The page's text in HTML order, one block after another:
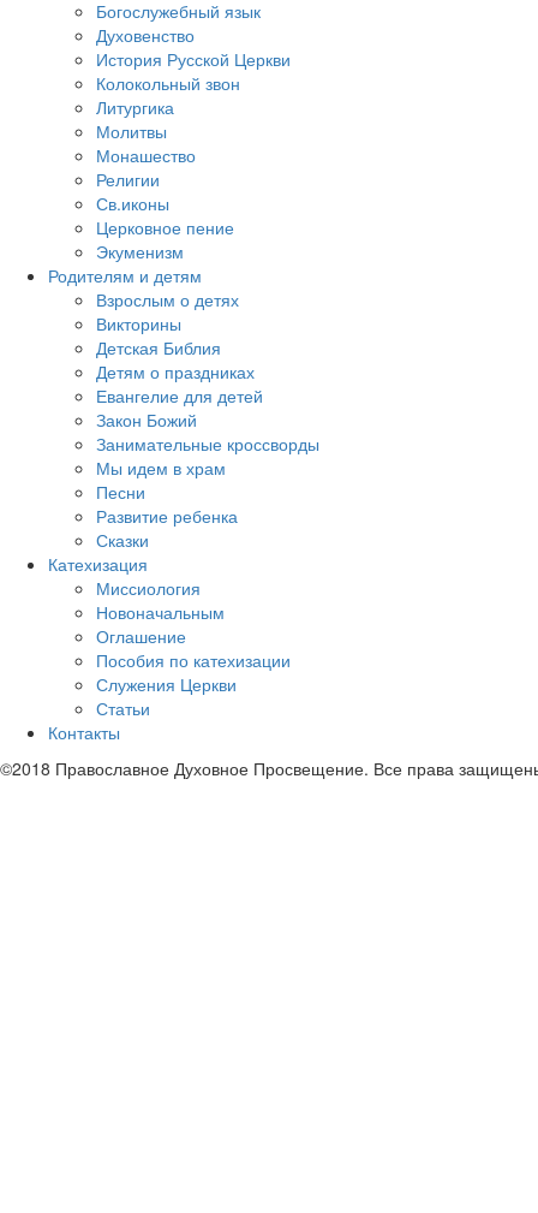
Богослужебный язык
Духовенство
История Русской Церкви
Колокольный звон
Литургика
Молитвы
Монашество
Религии
Св.иконы
Церковное пение
Экуменизм
Родителям и детям
Взрослым о детях
Викторины
Детская Библия
Детям о праздниках
Евангелие для детей
Закон Божий
Занимательные кроссворды
Мы идем в храм
Песни
Развитие ребенка
Сказки
Катехизация
Миссиология
Новоначальным
Оглашение
Пособия по катехизации
Служения Церкви
Статьи
Контакты
©2018 Православное Духовное Просвещение. Все права